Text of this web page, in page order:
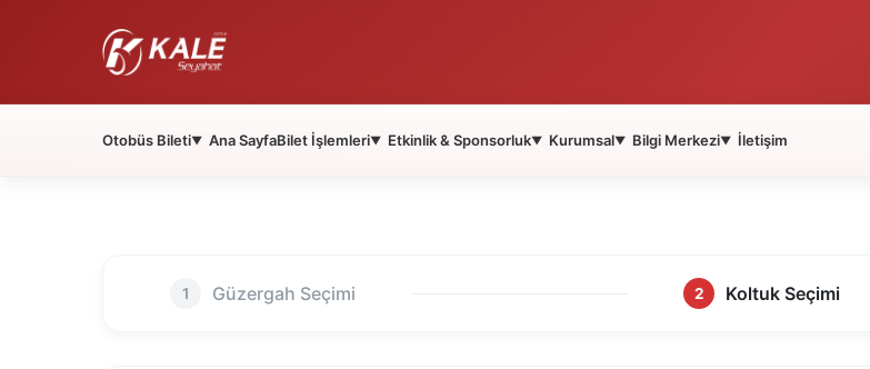
Otobüs Bileti▼ Ana SayfaBilet İşlemleri▼ Etkinlik & Sponsorluk▼ Kurumsal▼ Bilgi Merkezi▼ İletişim
1 Güzergah Seçimi 2 Koltuk Seçimi